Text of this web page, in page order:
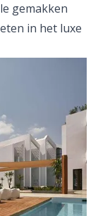
gemakken
in het luxe